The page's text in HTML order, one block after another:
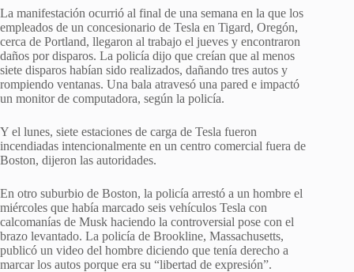
La manifestación ocurrió al final de una semana en la que los
empleados de un concesionario de Tesla en Tigard, Oregón,
cerca de Portland, llegaron al trabajo el jueves y encontraron
daños por disparos. La policía dijo que creían que al menos
siete disparos habían sido realizados, dañando tres autos y
rompiendo ventanas. Una bala atravesó una pared e impactó
un monitor de computadora, según la policía.
Y el lunes, siete estaciones de carga de Tesla fueron
incendiadas intencionalmente en un centro comercial fuera de
Boston, dijeron las autoridades.
En otro suburbio de Boston, la policía arrestó a un hombre el
miércoles que había marcado seis vehículos Tesla con
calcomanías de Musk haciendo la controversial pose con el
brazo levantado. La policía de Brookline, Massachusetts,
publicó un video del hombre diciendo que tenía derecho a
marcar los autos porque era su “libertad de expresión”.